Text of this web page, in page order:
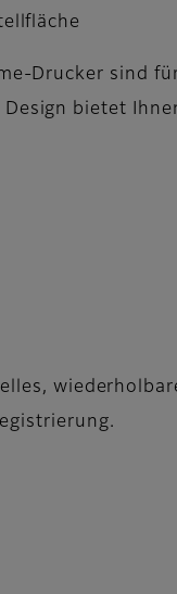
Drucker sind
Design bietet